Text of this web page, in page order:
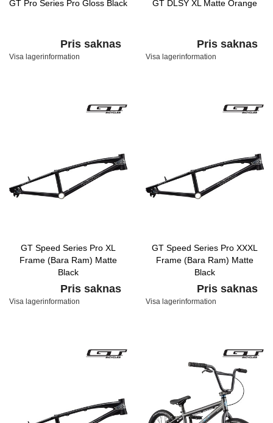
GT Pro Series Pro Gloss Black
Pris saknas
Visa lagerinformation
GT DLSY XL Matte Orange
Pris saknas
Visa lagerinformation
GT Speed Series Pro XL
Frame (Bara Ram) Matte
Black
Pris saknas
Visa lagerinformation
GT Speed Series Pro XXXL
Frame (Bara Ram) Matte
Black
Pris saknas
Visa lagerinformation